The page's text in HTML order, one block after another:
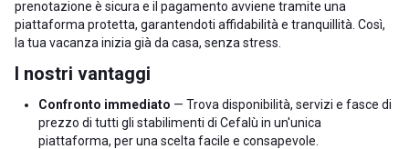
prenotazione è sicura e il pagamento avviene tramite una
piattaforma protetta, garantendoti affidabilità e tranquillità. Così,
la tua vacanza inizia già da casa, senza stress.
I nostri vantaggi
Confronto immediato — Trova disponibilità, servizi e fasce di
prezzo di tutti gli stabilimenti di Cefalù in un'unica
piattaforma, per una scelta facile e consapevole.